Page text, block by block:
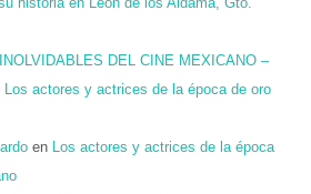
DEL CINE MEXICANO –
Los actores y actrices de la época de oro
en
Los actores y actrices de la época